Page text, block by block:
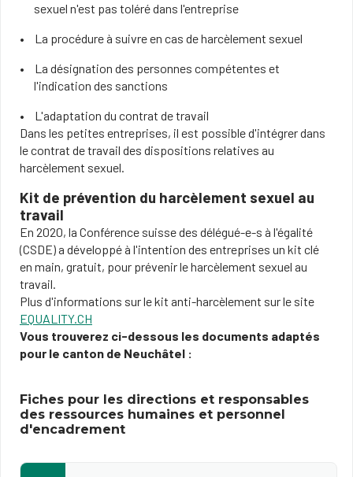
sexuel n'est pas toléré dans l'entreprise
La procédure à suivre en cas de harcèlement sexuel
La désignation des personnes compétentes et
l'indication des sanctions
L'adaptation du contrat de travail
Dans les petites entreprises, il est possible d'intégrer dans
le contrat de travail des dispositions relatives au
harcèlement sexuel.
Kit de prévention du harcèlement sexuel au
travail
En 2020, la Conférence suisse des délégué-e-s à l'égalité
(CSDE) a développé à l'intention des entreprises un kit clé
en main, gratuit, pour prévenir le harcèlement sexuel au
travail.
Plus d'informations sur le kit anti-harcèlement sur le site
EQUALITY.CH
Vous trouverez ci-dessous les documents adaptés
pour le canton de Neuchâtel :
Fiches pour les directions et responsables
des ressources humaines et personnel
d'encadrement